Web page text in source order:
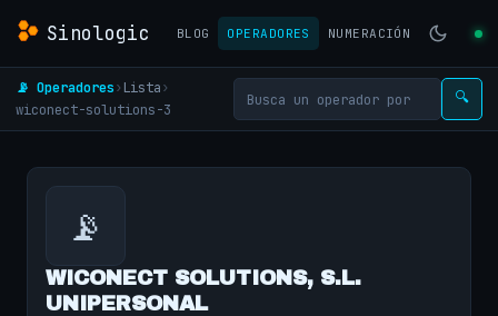
Sinologic BLOG OPERADORES NUMERACIÓN
📡 Operadores› Lista›
wiconect-solutions-3
🔍
📡
WICONECT SOLUTIONS, S.L.
UNIPERSONAL